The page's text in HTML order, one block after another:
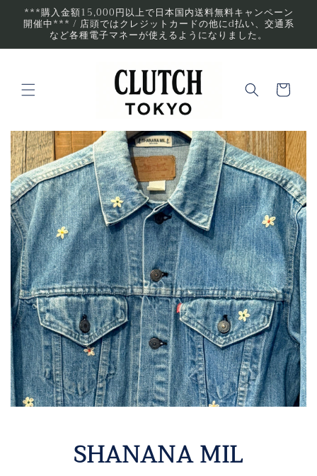
ンツに
進む
***購入金額15,000円以上で日本国内送料無料キャンペーン
開催中*** / 店頭ではクレジットカードの他にd払い、交通系
など各種電子マネーが使えるようになりました。
ー
SHANANA MIL